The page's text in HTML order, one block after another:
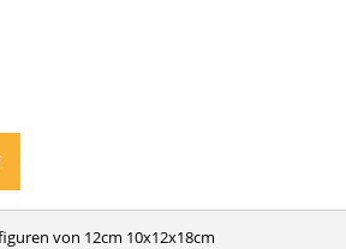
von 12cm 10x12x18cm